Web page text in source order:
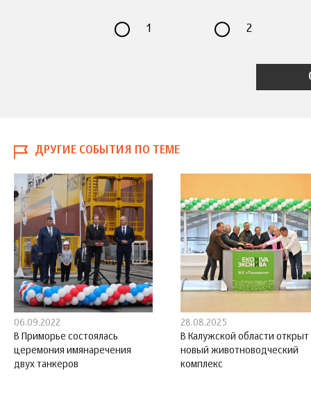
1 2
ДРУГИЕ СОБЫТИЯ ПО ТЕМЕ
06.09.2022
В Приморье состоялась
церемония имянаречения
двух танкеров
28.08.2025
В Калужской области открыт
новый животноводческий
комплекс